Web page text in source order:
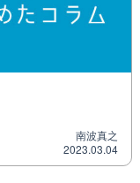
南波真之
2023.03.04